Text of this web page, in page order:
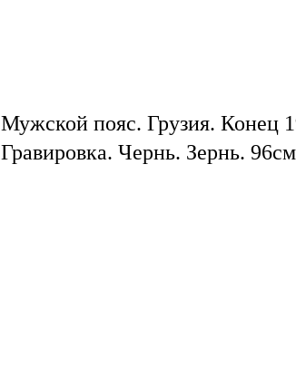
Мужской пояс. Грузия. Конец
Гравировка. Чернь. Зернь. 96см